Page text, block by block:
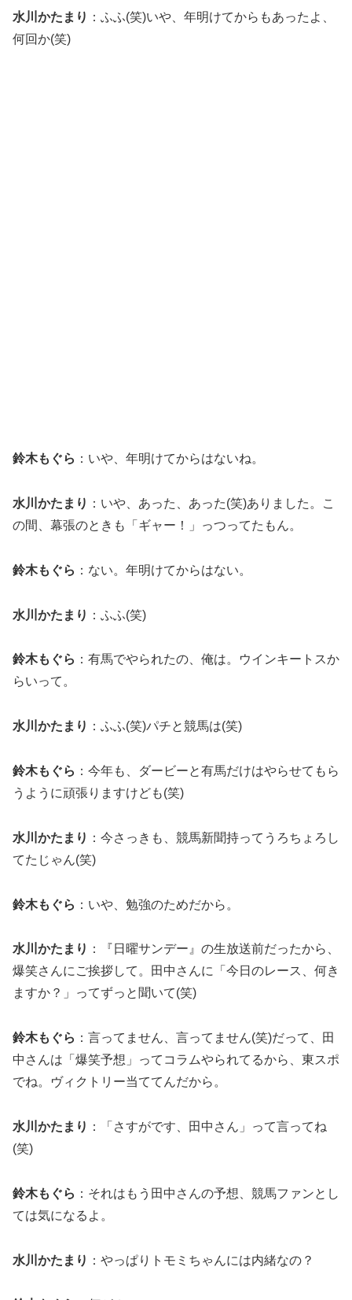
水川かたまり ：ふふ(笑)いや、年明けてからもあったよ、
何回か(笑)
鈴木もぐら ：いや、年明けてからはないね。
水川かたまり ：いや、あった、あった(笑)ありました。こ
の間、幕張のときも「ギャー！」っつってたもん。
鈴木もぐら ：ない。年明けてからはない。
水川かたまり ：ふふ(笑)
鈴木もぐら ：有馬でやられたの、俺は。ウインキートスか
らいって。
水川かたまり ：ふふ(笑)パチと競馬は(笑)
鈴木もぐら ：今年も、ダービーと有馬だけはやらせてもら
うように頑張りますけども(笑)
水川かたまり ：今さっきも、競馬新聞持ってうろちょろし
てたじゃん(笑)
鈴木もぐら ：いや、勉強のためだから。
水川かたまり ：『日曜サンデー』の生放送前だったから、
爆笑さんにご挨拶して。田中さんに「今日のレース、何き
ますか？」ってずっと聞いて(笑)
鈴木もぐら ：言ってません、言ってません(笑)だって、田
中さんは「爆笑予想」ってコラムやられてるから、東スポ
でね。ヴィクトリー当ててんだから。
水川かたまり ：「さすがです、田中さん」って言ってね
(笑)
鈴木もぐら ：それはもう田中さんの予想、競馬ファンとし
ては気になるよ。
水川かたまり ：やっぱりトモミちゃんには内緒なの？